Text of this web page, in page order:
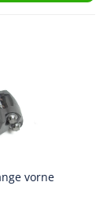
vorne